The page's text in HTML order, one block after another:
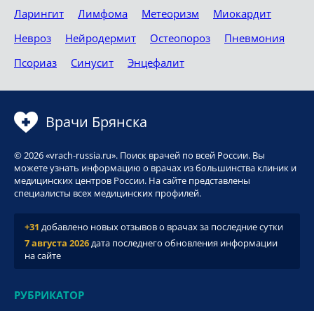
Ларингит
Лимфома Метеоризм
Миокардит
Невроз
Нейродермит Остеопороз
Пневмония
Псориаз
Синусит Энцефалит
Врачи Брянска
© 2026 «vrach-russia.ru». Поиск врачей по всей России. Вы
можете узнать информацию о врачах из большинства клиник и
медицинских центров России. На сайте представлены
специалисты всех медицинских профилей.
+31 добавлено новых отзывов о врачах за последние сутки
7 августа 2026дата последнего обновления информации
на сайте
РУБРИКАТОР